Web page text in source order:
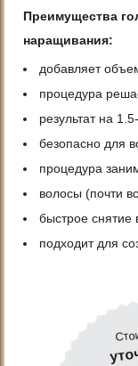
Преимущества
наращивания:
добавляет
процедура
результат на
безопасно для
процедура
волосы (почти
быстрое снятие
подходит для